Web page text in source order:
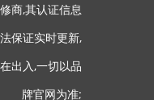
商,其认证信息
保证实时更新,
出入,一切以品
牌官网为准;